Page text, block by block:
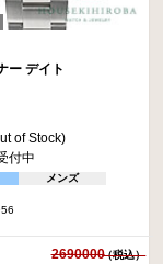
ー デイト
of Stock)
付中
メンズ
2690000